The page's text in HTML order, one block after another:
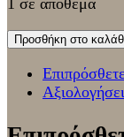
1 σε απόθεμα
Προσθήκη στο